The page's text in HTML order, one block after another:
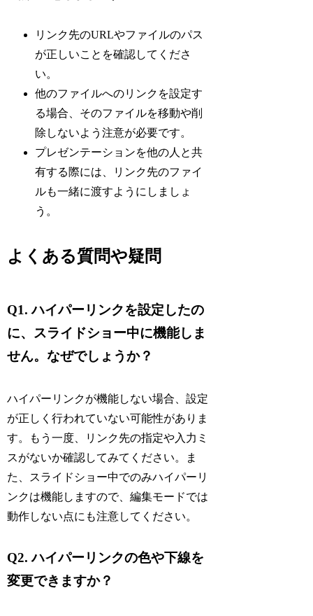
リンク先のURLやファイルのパス
が正しいことを確認してくださ
い。
他のファイルへのリンクを設定す
る場合、そのファイルを移動や削
除しないよう注意が必要です。
プレゼンテーションを他の人と共
有する際には、リンク先のファイ
ルも一緒に渡すようにしましょ
う。
よくある質問や疑問
Q1. ハイパーリンクを設定したの
に、スライドショー中に機能しま
せん。なぜでしょうか？
ハイパーリンクが機能しない場合、設定
が正しく行われていない可能性がありま
す。もう一度、リンク先の指定や入力ミ
スがないか確認してみてください。ま
た、スライドショー中でのみハイパーリ
ンクは機能しますので、編集モードでは
動作しない点にも注意してください。
Q2. ハイパーリンクの色や下線を
変更できますか？